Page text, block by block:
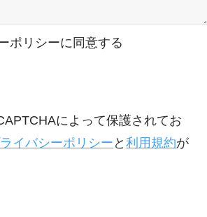
ポリシーに同意する
によって保護されてお
イバシーポリシー と利用規約が